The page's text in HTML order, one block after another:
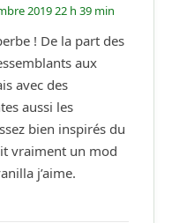
2019 22 h 39 min
! De la part des
aux
avec des
aussi les
bien inspirés du
vraiment un mod
j’aime.